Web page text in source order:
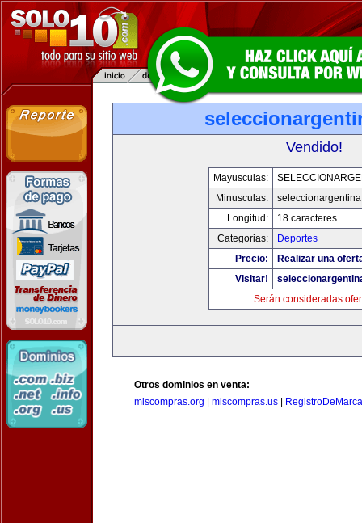
Vendido!
Mayusculas:
Minusculas:
Longitud:
18 caracteres
Categorias:
Deportes
Precio:
Realizar una
Visitar!
Serán consideradas
Otros dominios en venta:
miscompras.org
miscompras.us